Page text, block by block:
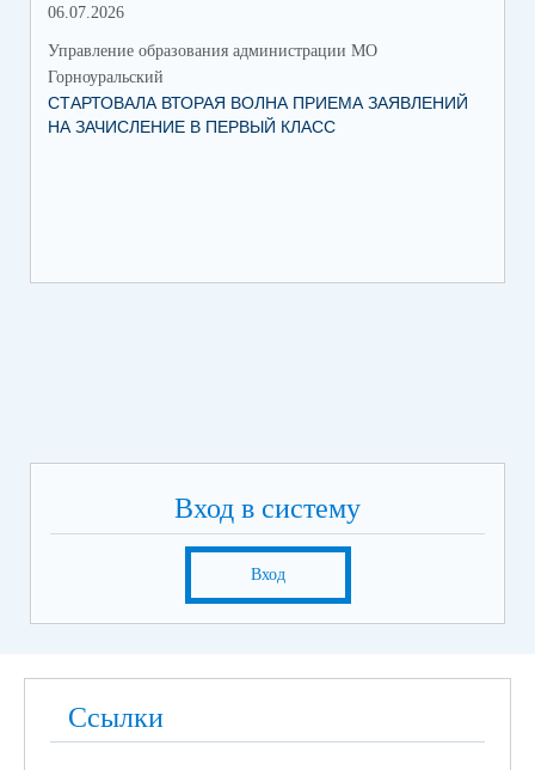
06.07.2026
Управление образования администрации МО
Горноуральский
СТАРТОВАЛА ВТОРАЯ ВОЛНА ПРИЕМА ЗАЯВЛЕНИЙ
НА ЗАЧИСЛЕНИЕ В ПЕРВЫЙ КЛАСС
Вход в систему
Вход
Ссылки